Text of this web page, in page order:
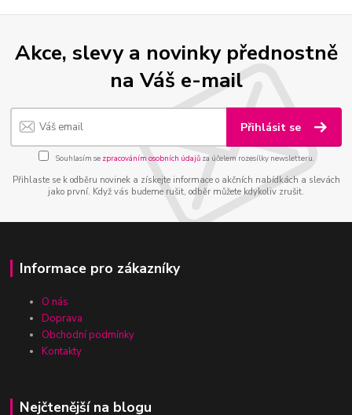
Akce, slevy a novinky přednostně
na Váš e-mail
Přihlásit se
Souhlasím se zpracováním osobních údajůza účelem rozesílky newsletteru.
Přihlaste se k odběru novinek a získejte informace o akčních nabídkách a slevách
jako první. Když vás budeme rušit, odběr můžete kdykoliv zrušit.
Informace pro zákazníky
O nás
Doprava
Obchodní podmínky
Kontakty
Nejčtenější na blogu